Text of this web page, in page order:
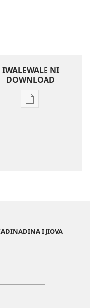
IWALEWALE NI
DOWNLOAD
Sala
I JIOVA